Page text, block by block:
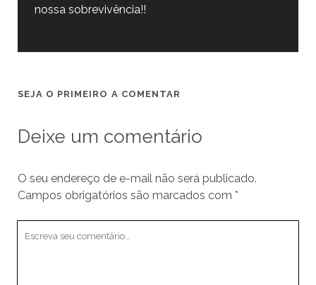
nossa sobrevivência!!
SEJA O PRIMEIRO A COMENTAR
Deixe um comentário
O seu endereço de e-mail não será publicado.
Campos obrigatórios são marcados com *